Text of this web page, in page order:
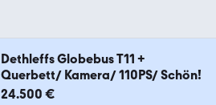
Dethleffs Globebus T11 +
Querbett/ Kamera/ 110PS/ Schön!
24.500 €